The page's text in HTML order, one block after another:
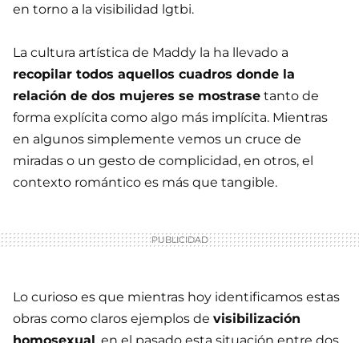
en torno a la visibilidad lgtbi.
La cultura artística de Maddy la ha llevado a
recopilar todos aquellos cuadros donde la
relación de dos mujeres se mostrase tanto de
forma explícita como algo más implícita. Mientras
en algunos simplemente vemos un cruce de
miradas o un gesto de complicidad, en otros, el
contexto romántico es más que tangible.
Lo curioso es que mientras hoy identificamos estas
obras como claros ejemplos de visibilización